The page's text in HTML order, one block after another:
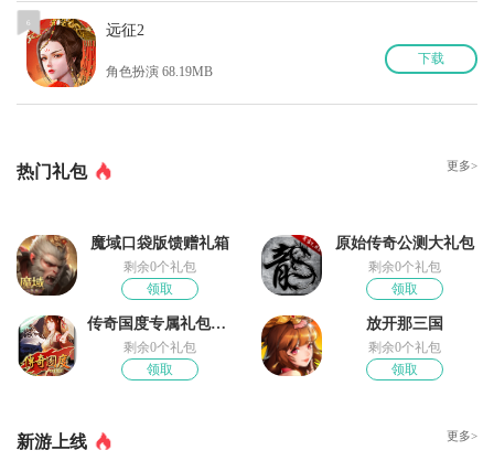
6 远征2
角色扮演 68.19MB
下载
热门礼包 更多>
魔域口袋版馈赠礼箱
剩余0个礼包
领取
原始传奇公测大礼包
剩余0个礼包
领取
传奇国度专属礼包领取
剩余0个礼包
领取
放开那三国
剩余0个礼包
领取
新游上线 更多>